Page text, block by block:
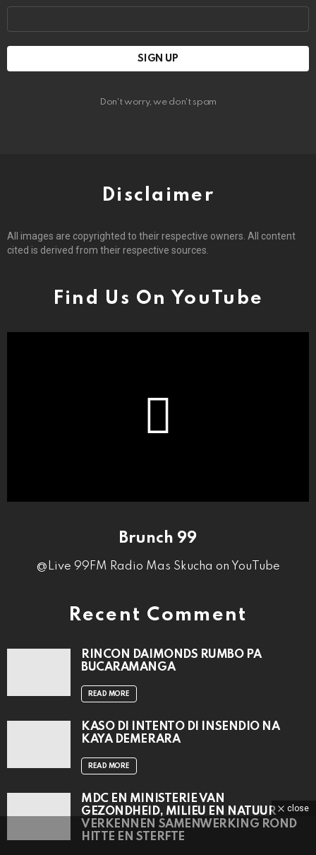
Don't worry, we don't spam
Disclaimer
All images are copyrighted to their respective owners. All content
cited is derived from their respective sources.
Find Us On YouTube
Brunch 99
@Live 99FM Radio Mas Skucha on YouTube
Recent Comment
RINCON DAIMONDS RUMBO PA
BUCARAMANGA
READ MORE
KASO DI INTENTO DI INSENDIO NA
KAYA DEMERARA
READ MORE
MDC EN MINISTERIE VAN
GEZONDHEID, MILIEU EN NATUUR
VERKENNEN SAMENWERKING ROND
HITTE EN STERFTE
close